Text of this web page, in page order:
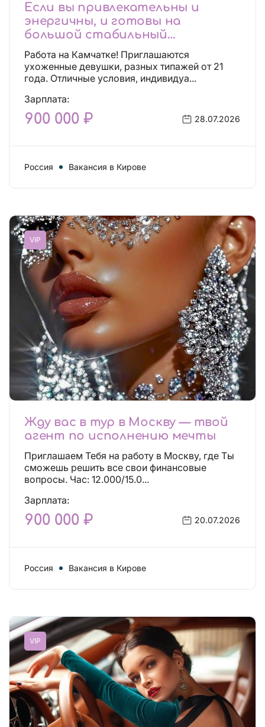
Если вы привлекательны и
энергичны, и готовы на
большой стабильный
заработок, тогда вы уже нашли,
что искали!
Работа на Камчатке! Приглашаются
ухоженные девушки, разных типажей от 21
года. Отличные условия, индивидуа...
Зарплата:
900 000 ₽ 28.07.2026
Россия Вакансия в Кирове
VIP
Жду вас в тур в Москву — твой
агент по исполнению мечты
Приглашаем Тебя на работу в Москву, где Ты
сможешь решить все свои финансовые
вопросы. Час: 12.000/15.0...
Зарплата:
900 000 ₽ 20.07.2026
Россия Вакансия в Кирове
VIP